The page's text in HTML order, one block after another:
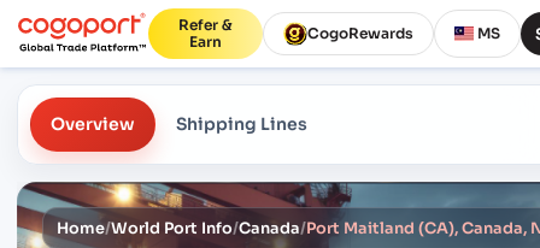
Refer &
Earn
CogoRewards MS
Overview Shipping Lines
Home/World Port Info/Canada/Port Maitland (CA), Canada,